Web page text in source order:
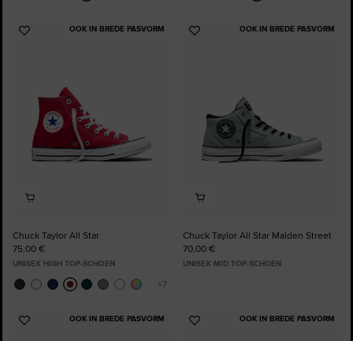
OOK IN BREDE PASVORM
Voeg
Chuck Taylor All Star
75,00 €
UNISEX HIGH TOP-SCHOEN
OOK IN BREDE PASVORM
Voeg
Chuck Taylor All Star Malden Street
70,00 €
UNISEX MID TOP-SCHOEN
OOK IN BREDE PASVORM
Voeg
OOK IN BREDE PASVORM
Voeg